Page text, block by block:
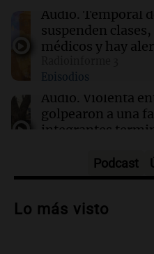
tarifas para
prorrateo de
Tapia defendió el
Central en 2025:
Audio. Temporal
suspenden
médicos y hay
Episodios
Audio. Violenta
golpearon a una
integrantes
Audio.Habló el
quedan excluidas
Podcast
Lo más visto